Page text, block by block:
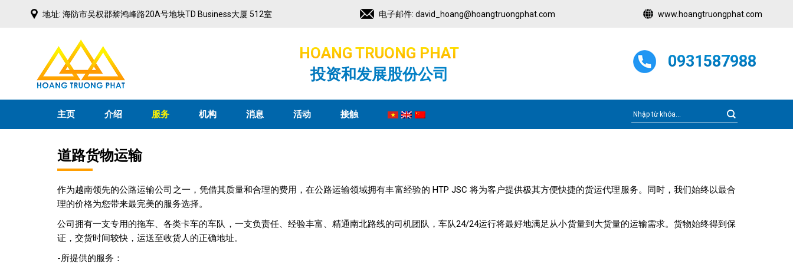
地址: 海防市吴权郡黎鸿峰路20A号地块TD Business大厦 512室 电子邮件: david_hoang@hoangtruongphat.com www.hoangtruongphat.com
HOANG TRUONG PHAT
投资和发展股份公司
0931587988
主页 介绍 服务 机构 消息 活动 接触
道路货物运输
作为越南领先的公路运输公司之一，凭借其质量和合理的费用，在公路运输领域拥有丰富经验的 HTP JSC 将为客户提供极其方便快捷的货运代理服务。同时，我们始终以最合
理的价格为您带来最完美的服务选择。
公司拥有一支专用的拖车、各类卡车的车队，一支负责任、经验丰富、精通南北路线的司机团队，车队24/24运行将最好地满足从小货量到大货量的运输需求。货物始终得到保
证，交货时间较快，运送至收货人的正确地址。
-所提供的服务：